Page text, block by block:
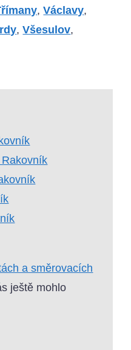
,Václavy,
,Všesulov,
a směrovacích
ještě mohlo